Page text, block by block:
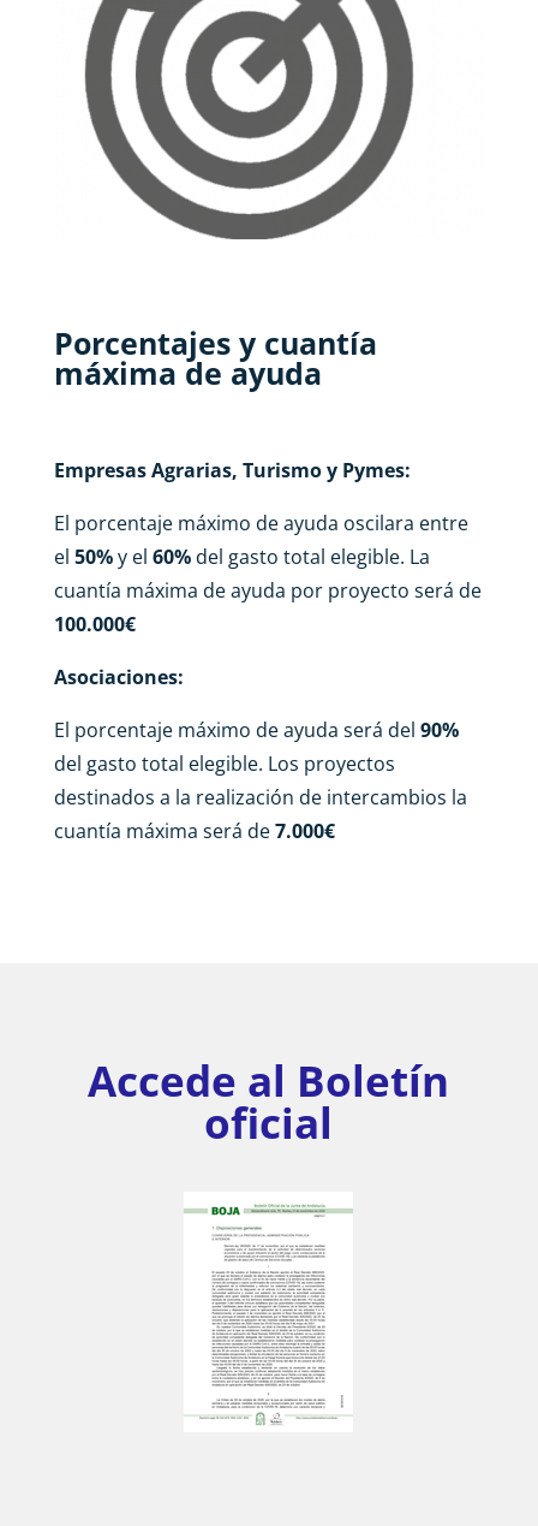
Porcentajes y cuantía
máxima de ayuda
Empresas Agrarias, Turismo y Pymes:
El porcentaje máximo de ayuda oscilara entre
el 50%y el 60% del gasto total elegible. La
cuantía máxima de ayuda por proyecto será de
100.000€
Asociaciones:
El porcentaje máximo de ayuda será del 90%
del gasto total elegible. Los proyectos
destinados a la realización de intercambios la
cuantía máxima será de7.000€
Accede al Boletín
oficial